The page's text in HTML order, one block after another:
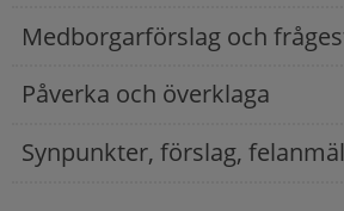
Medborgarförslag och
Påverka och överklaga
Synpunkter, förslag,